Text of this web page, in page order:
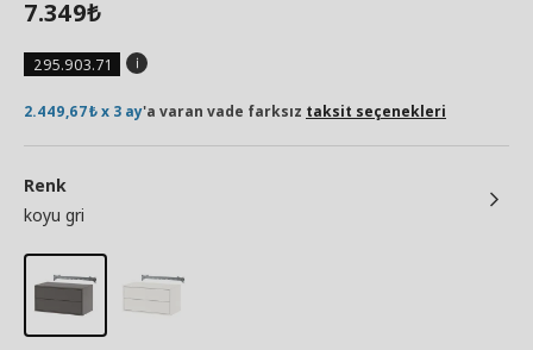
7.349₺
295.903.71
2.449,67₺ x 3 ay'a varan vade farksız taksit seçenekleri
Renk
koyu gri